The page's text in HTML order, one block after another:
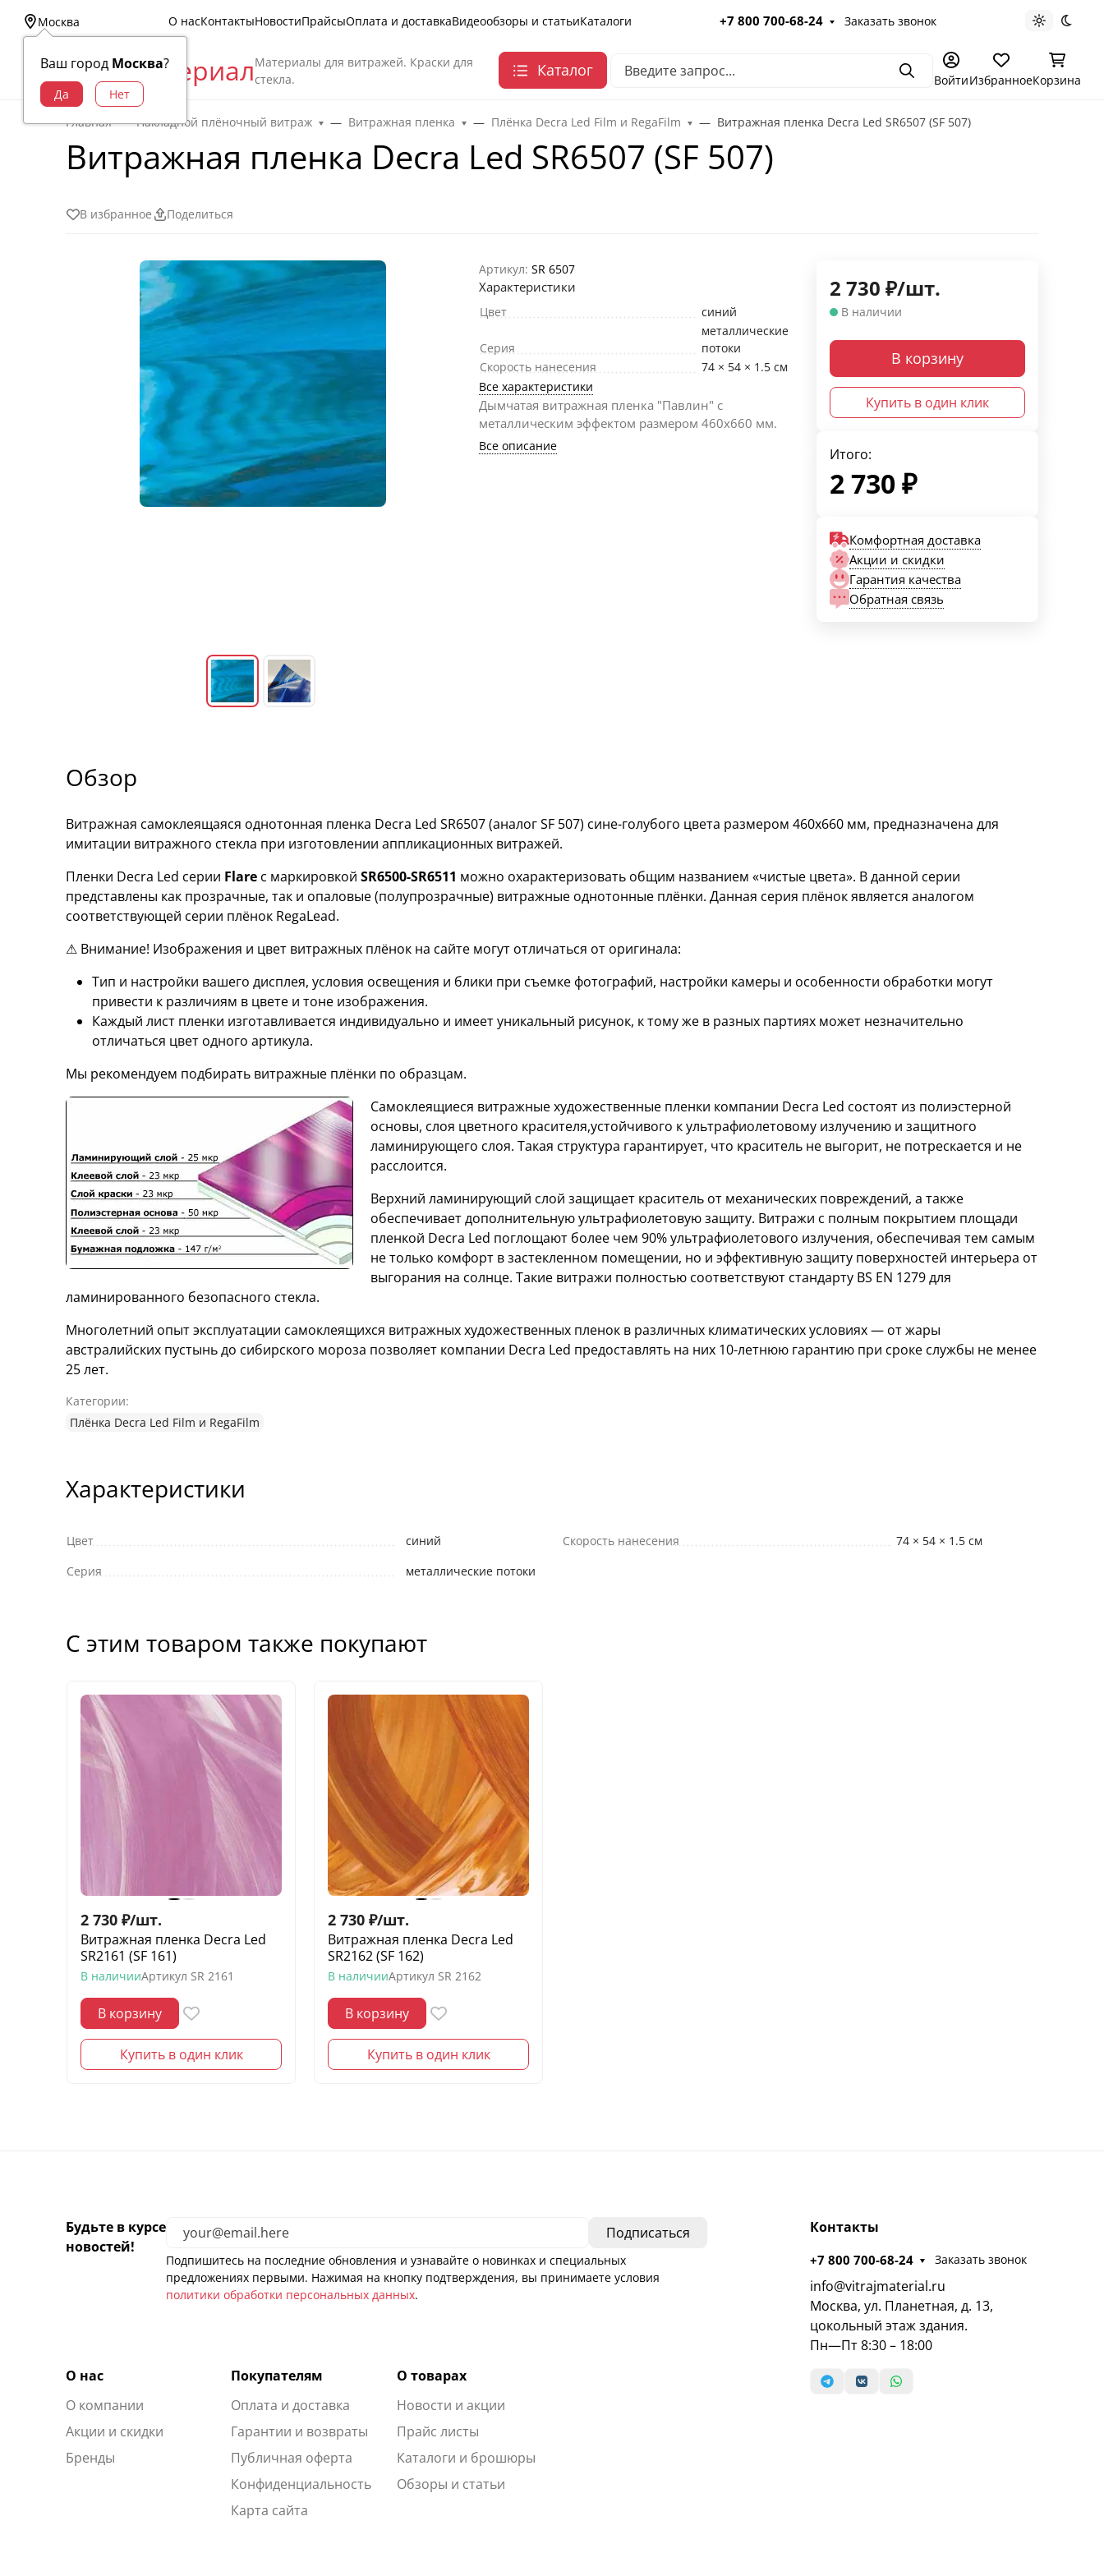
Москва
Ваш город Москва?
О насКонтактыНовостиПрайсыОплата и доставкаВидеообзоры и статьиКаталоги +7 800 700-68-24 Заказать звонок Светлая
Витраж МатериалМатериалы для витражей. Краски для
стекла.
Каталог ПоискВойтиИзбранноеКорзина
Главная Накладной плёночный витраж Витражная пленка Плёнка Decra Led Film и RegaFilm Витражная пленка Decra Led SR6507 (SF 507)
Витражная пленка Decra Led SR6507 (SF 507)
В избранное Поделиться
Артикул: SR 6507
Характеристики
Цвет синий
Серия
металлические
потоки
Скорость нанесения
74 × 54 × 1.5 см
Все характеристики
Дымчатая витражная пленка "Павлин" с
металлическим эффектом размером 460х660 мм.
Все описание
2 730 ₽/шт.
В наличии
В корзину
Купить в один клик
Итого:
2 730₽
Комфортная доставка
Акции и скидки
Гарантия качества
Обратная связь
Обзор
Витражная самоклеящаяся однотонная пленка Decra Led SR6507 (аналог SF 507) сине-голубого цвета размером 460х660 мм, предназначена для
имитации витражного стекла при изготовлении аппликационных витражей.
Пленки Decra Led серии Flare с маркировкой SR6500-SR6511 можно охарактеризовать общим названием «чистые цвета». В данной серии
представлены как прозрачные, так и опаловые (полупрозрачные) витражные однотонные плёнки. Данная серия плёнок является аналогом
соответствующей серии плёнок RegaLead.
⚠ Внимание! Изображения и цвет витражных плёнок на сайте могут отличаться от оригинала:
Тип и настройки вашего дисплея, условия освещения и блики при съемке фотографий, настройки камеры и особенности обработки могут
привести к различиям в цвете и тоне изображения.
Каждый лист пленки изготавливается индивидуально и имеет уникальный рисунок, к тому же в разных партиях может незначительно
отличаться цвет одного артикула.
Мы рекомендуем подбирать витражные плёнки по образцам.
Самоклеящиеся витражные художественные пленки компании Decra Led состоят из полиэстерной
основы, слоя цветного красителя,устойчивого к ультрафиолетовому излучению и защитного
ламинирующего слоя. Такая структура гарантирует, что краситель не выгорит, не потрескается и не
расслоится.
Верхний ламинирующий слой защищает краситель от механических повреждений, а также
обеспечивает дополнительную ультрафиолетовую защиту. Витражи с полным покрытием площади
пленкой Decra Led поглощают более чем 90% ультрафиолетового излучения, обеспечивая тем самым
не только комфорт в застекленном помещении, но и эффективную защиту поверхностей интерьера от
выгорания на солнце. Такие витражи полностью соответствуют стандарту BS EN 1279 для
ламинированного безопасного стекла.
Многолетний опыт эксплуатации самоклеящихся витражных художественных пленок в различных климатических условиях — от жары
австралийских пустынь до сибирского мороза позволяет компании Decra Led предоставлять на них 10-летнюю гарантию при сроке службы не менее
25 лет.
Категории:
Плёнка Decra Led Film и RegaFilm
Характеристики
Цвет
синий
Серия
металлические потоки
Скорость нанесения 74 × 54 × 1.5 см
С этим товаром также покупают
2 730 ₽/шт.
Витражная пленка Decra Led
SR2161 (SF 161)
В наличииАртикул SR 2161
В корзину
Купить в один клик
2 730 ₽/шт.
Витражная пленка Decra Led
SR2162 (SF 162)
В наличииАртикул SR 2162
В корзину
Купить в один клик
Будьте в курсе
новостей!
Подпишитесь на последние обновления и узнавайте о новинках и специальных
предложениях первыми. Нажимая на кнопку подтверждения, вы принимаете условия
политики обработки персональных данных.
О нас
О компании
Акции и скидки
Бренды
Покупателям
Оплата и доставка
Гарантии и возвраты
Публичная оферта
Конфиденциальность
Карта сайта
О товарах
Новости и акции
Прайс листы
Каталоги и брошюры
Обзоры и статьи
Контакты
+7 800 700-68-24 Заказать звонок
info@vitrajmaterial.ru
Москва, ул. Планетная, д. 13,
цокольный этаж здания.
Пн—Пт 8:30 – 18:00